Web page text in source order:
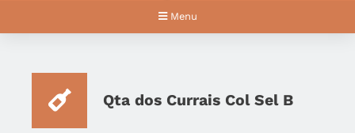
Menu
Qta dos Currais Col Sel B